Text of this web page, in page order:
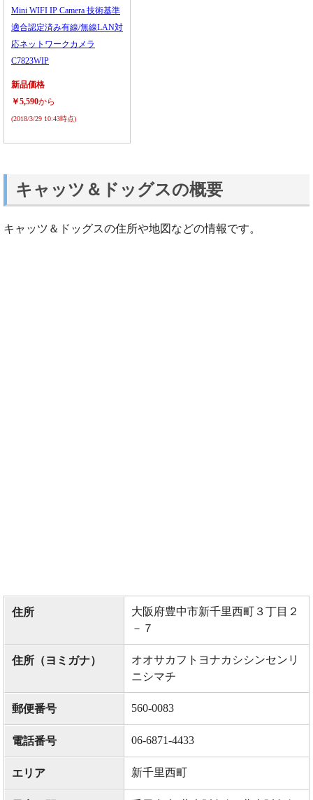
Mini WIFI IP Camera 技術基準
適合認定済み有線/無線LAN対
応ネットワークカメラ
C7823WIP
新品価格
￥5,590から
(2018/3/29 10:43時点)
キャッツ＆ドッグスの概要
キャッツ＆ドッグスの住所や地図などの情報です。
住所
大阪府豊中市新千里西町３丁目２
－７
住所（ヨミガナ）
オオサカフトヨナカシシンセンリ
ニシマチ
郵便番号 560-0083
電話番号 06-6871-4433
エリア 新千里西町